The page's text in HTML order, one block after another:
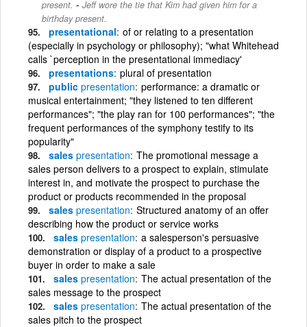
present. - Jeff wore the tie that Kim had given him for a
birthday present.
presentational of or relating to a presentation
(especially in psychology or philosophy); "what Whitehead
calls `perception in the presentational immediacy'
presentations plural of presentation
public presentation performance: a dramatic or
musical entertainment; "they listened to ten different
performances"; "the play ran for 100 performances"; "the
frequent performances of the symphony testify to its
popularity"
sales presentation The promotional message a
sales person delivers to a prospect to explain, stimulate
interest in, and motivate the prospect to purchase the
product or products recommended in the proposal
sales presentation Structured anatomy of an offer
describing how the product or service works
sales presentation a salesperson's persuasive
demonstration or display of a product to a prospective
buyer in order to make a sale
sales presentation The actual presentation of the
sales message to the prospect
sales presentation The actual presentation of the
sales pitch to the prospect